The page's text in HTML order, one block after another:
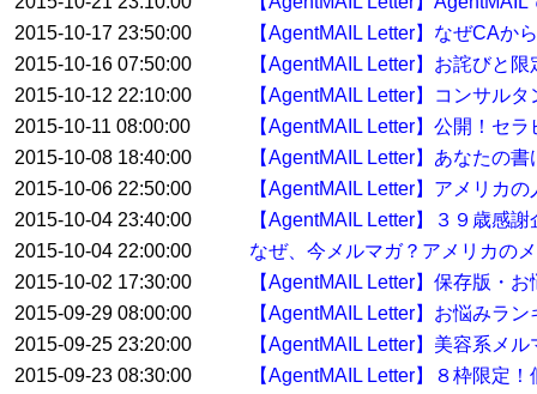
2015-10-17 23:50:00
【AgentMAIL Letter】なぜCAか
2015-10-16 07:50:00
【AgentMAIL Letter】お詫びと
2015-10-12 22:10:00
【AgentMAIL Letter】コンサル
2015-10-11 08:00:00
【AgentMAIL Letter】公開！セ
2015-10-08 18:40:00
【AgentMAIL Letter】あなたの
2015-10-06 22:50:00
【AgentMAIL Letter】アメリカ
2015-10-04 23:40:00
【AgentMAIL Letter】３９歳感
2015-10-04 22:00:00
なぜ、今メルマガ？アメリカの
2015-10-02 17:30:00
【AgentMAIL Letter】保存版・
2015-09-29 08:00:00
【AgentMAIL Letter】お悩みラ
2015-09-25 23:20:00
【AgentMAIL Letter】美容系メ
2015-09-23 08:30:00
【AgentMAIL Letter】８枠限定